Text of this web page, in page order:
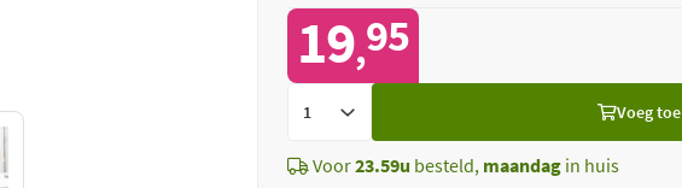
19,95
Voeg toe
Voor23.59u besteld, maandag in huis